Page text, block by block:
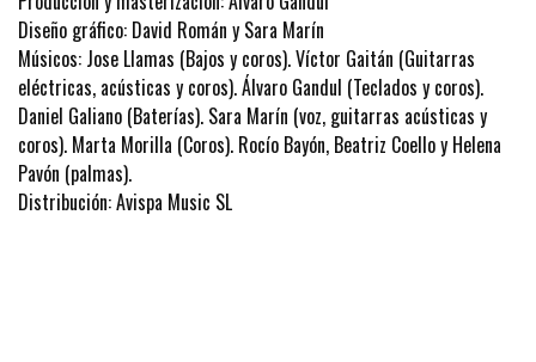
Diseño gráfico: David Román y Sara Marín
Músicos: Jose Llamas (Bajos y coros). Víctor Gaitán (Guitarras
eléctricas, acústicas y coros). Álvaro Gandul (Teclados y coros).
Daniel Galiano (Baterías). Sara Marín (voz, guitarras acústicas y
coros). Marta Morilla (Coros). Rocío Bayón, Beatriz Coello y Helena
Pavón (palmas).
Distribución: Avispa Music SL